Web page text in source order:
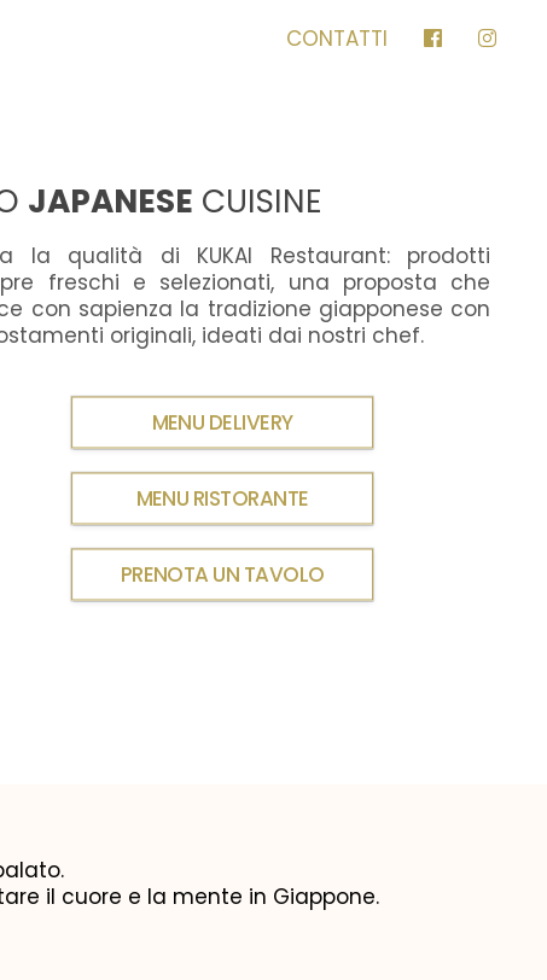
CONTATTI
JAPANESE CUISINE
la qualità di KUKAI Restaurant: prodotti
freschi e selezionati, una proposta che
con sapienza la tradizione giapponese con
originali, ideati dai nostri chef.
MENU DELIVERY
MENU RISTORANTE
PRENOTA UN TAVOLO
il cuore e la mente in Giappone.